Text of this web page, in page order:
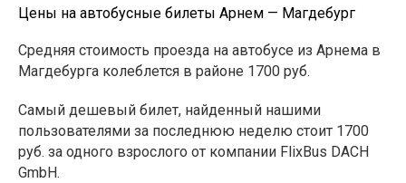
Цены на автобусные билеты Арнем — Магдебург
Средняя стоимость проезда на автобусе из Арнема в
Магдебурга колеблется в районе 1700 руб.
Самый дешевый билет, найденный нашими
пользователями за последнюю неделю стоит 1700
руб. за одного взрослого от компании FlixBus DACH
GmbH.